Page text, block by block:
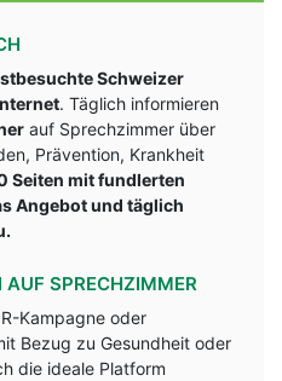
Schweizer
. Täglich informieren
auf Sprechzimmer über
Prävention, Krankheit
Seiten mit fundlerten
Angebot und täglich
AUF SPRECHZIMMER
Kampagne oder
Bezug zu Gesundheit oder
die ideale Platform